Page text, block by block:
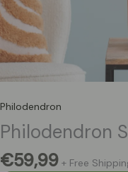
Philodendron
Philodendron
€59,99 + Free